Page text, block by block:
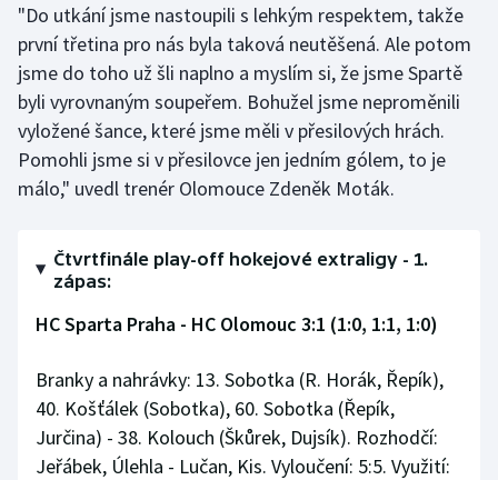
"Do utkání jsme nastoupili s lehkým respektem, takže
první třetina pro nás byla taková neutěšená. Ale potom
jsme do toho už šli naplno a myslím si, že jsme Spartě
byli vyrovnaným soupeřem. Bohužel jsme neproměnili
vyložené šance, které jsme měli v přesilových hrách.
Pomohli jsme si v přesilovce jen jedním gólem, to je
málo," uvedl trenér Olomouce Zdeněk Moták.
Čtvrtfinále play-off hokejové extraligy - 1.
zápas:
HC Sparta Praha - HC Olomouc 3:1 (1:0, 1:1, 1:0)
Branky a nahrávky: 13. Sobotka (R. Horák, Řepík),
40. Košťálek (Sobotka), 60. Sobotka (Řepík,
Jurčina) - 38. Kolouch (Škůrek, Dujsík). Rozhodčí:
Jeřábek, Úlehla - Lučan, Kis. Vyloučení: 5:5. Využití: